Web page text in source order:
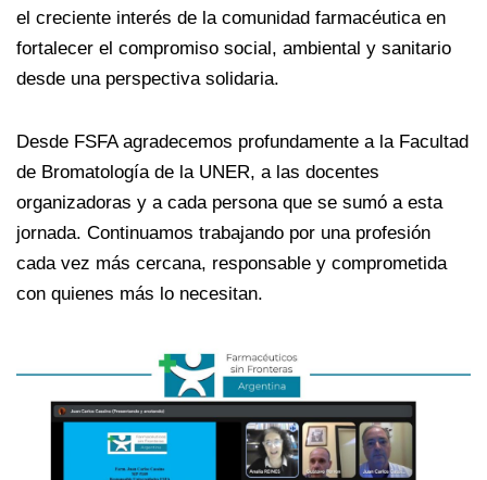
el creciente interés de la comunidad farmacéutica en
fortalecer el compromiso social, ambiental y sanitario
desde una perspectiva solidaria.
Desde FSFA agradecemos profundamente a la Facultad
de Bromatología de la UNER, a las docentes
organizadoras y a cada persona que se sumó a esta
jornada. Continuamos trabajando por una profesión
cada vez más cercana, responsable y comprometida
con quienes más lo necesitan.